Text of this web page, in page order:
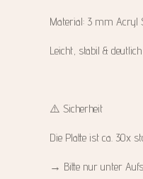
Material: 3 mm Acryl
Leicht, stabil &
⚠️ Sicherheit
Die Platte ist ca. 30x
→ Bitte nur unter